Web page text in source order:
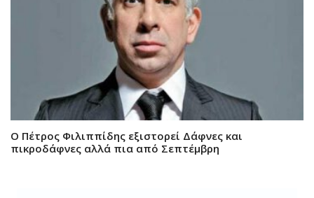
Ο Πέτρος Φιλιππίδης εξιστορεί Δάφνες και
πικροδάφνες αλλά πια από Σεπτέμβρη